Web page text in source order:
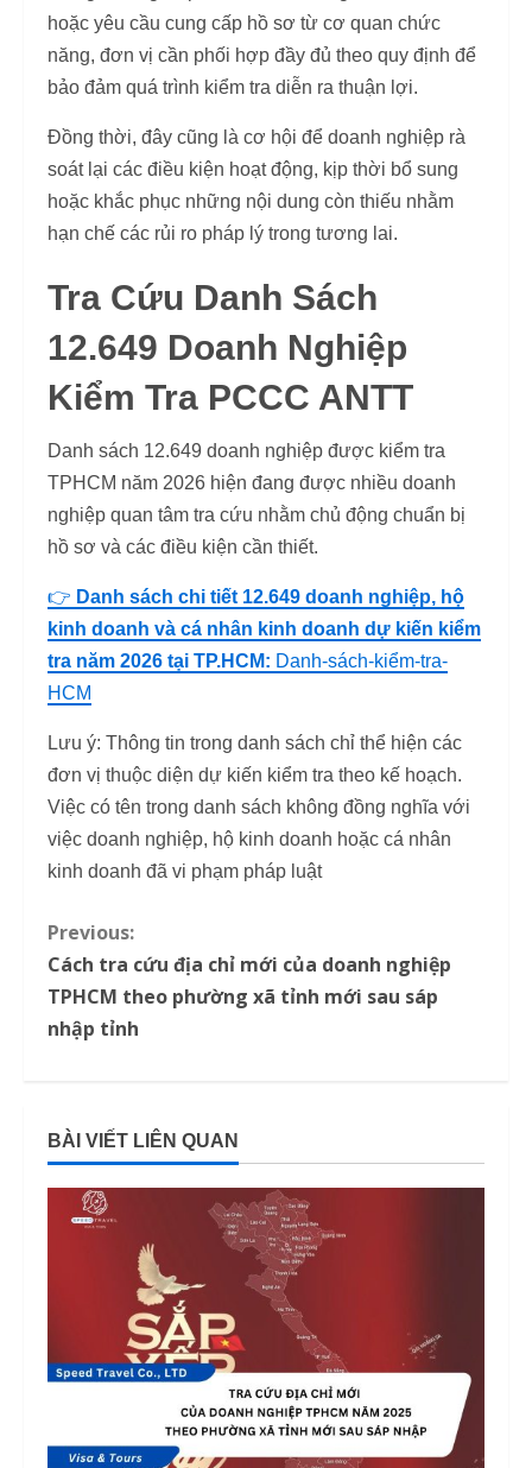
hoặc yêu cầu cung cấp hồ sơ từ cơ quan chức
năng, đơn vị cần phối hợp đầy đủ theo quy định để
bảo đảm quá trình kiểm tra diễn ra thuận lợi.
Đồng thời, đây cũng là cơ hội để doanh nghiệp rà
soát lại các điều kiện hoạt động, kịp thời bổ sung
hoặc khắc phục những nội dung còn thiếu nhằm
hạn chế các rủi ro pháp lý trong tương lai.
Tra Cứu Danh Sách
12.649 Doanh Nghiệp
Kiểm Tra PCCC ANTT
Danh sách 12.649 doanh nghiệp được kiểm tra
TPHCM năm 2026 hiện đang được nhiều doanh
nghiệp quan tâm tra cứu nhằm chủ động chuẩn bị
hồ sơ và các điều kiện cần thiết.
👉 Danh sách chi tiết 12.649 doanh nghiệp, hộ
kinh doanh và cá nhân kinh doanh dự kiến kiểm
tra năm 2026 tại TP.HCM: Danh-sách-kiểm-tra-
HCM
Lưu ý: Thông tin trong danh sách chỉ thể hiện các
đơn vị thuộc diện dự kiến kiểm tra theo kế hoạch.
Việc có tên trong danh sách không đồng nghĩa với
việc doanh nghiệp, hộ kinh doanh hoặc cá nhân
kinh doanh đã vi phạm pháp luật
C
o
n
i
n
e
a
Previous:
Cách tra cứu địa chỉ mới của doanh nghiệp
TPHCM theo phường xã tỉnh mới sau sáp
nhập tỉnh
BÀI VIẾT LIÊN QUAN